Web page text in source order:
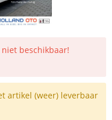
beschikbaar!
artikel (weer) leverbaar